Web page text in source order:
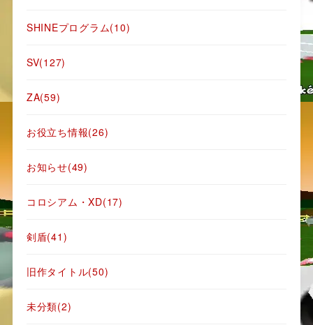
SHINEプログラム(10)
SV(127)
ZA(59)
お役立ち情報(26)
お知らせ(49)
コロシアム・XD(17)
剣盾(41)
旧作タイトル(50)
未分類(2)